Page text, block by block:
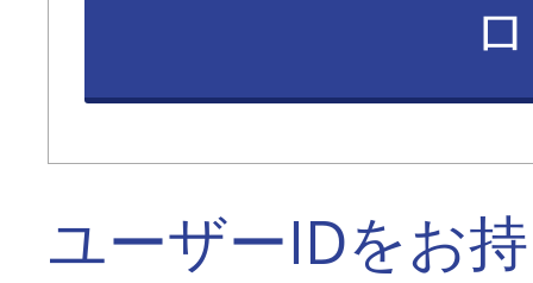
ユーザーIDをお